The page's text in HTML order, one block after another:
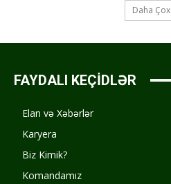
Daha Çox
FAYDALI KEÇİDLƏR
Elan və Xəbərlər
Karyera
Biz Kimik?
Komandamız